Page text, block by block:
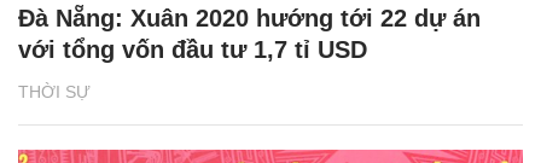
THỜI SỰ
Đà Nẵng: Xuân 2020 hướng tới 22 dự án
với tổng vốn đầu tư 1,7 tỉ USD